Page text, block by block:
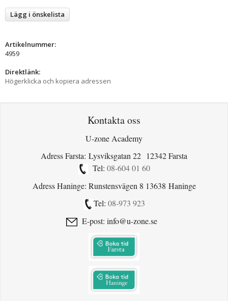
Lägg i önskelista
Artikelnummer:
4959
Direktlänk:
Högerklicka och kopiera adressen
Kontakta oss
U-zone Academy
Adress Farsta: Lysviksgatan 22 12342 Farsta
Tel: 08-604 01 60
Adress Haninge: Runstensvägen 8 13638 Haninge
Tel: 08-973 923
E-post: info@u-zone.se